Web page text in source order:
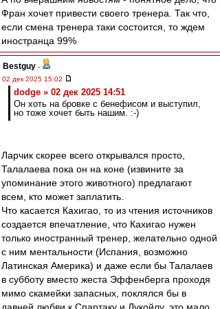
Фран хочет привести своего тренера. Так что,
если смена тренера таки состоится, то ждем
иностранца 99%
Bestguy -
02 дек 2025 15:02
dodge » 02 дек 2025 14:51
Он хоть на бровке с бенефисом и выступил,
но тоже хочет быть нашим. :-)
Ларчик скорее всего открывался просто,
Талалаева пока он на коне (извините за
упоминание этого животного) предлагают
всем, кто может заплатить.
Что касается Кахигао, то из чтения источников
создается впечатление, что Кахигао нужен
только иностранный тренер, желательно одной
с ним ментальности (Испания, возможно
Латинская Америка) и даже если бы Талалаев
в субботу вместо жеста Эффенберга проходя
мимо скамейки запасных, поклялся бы в